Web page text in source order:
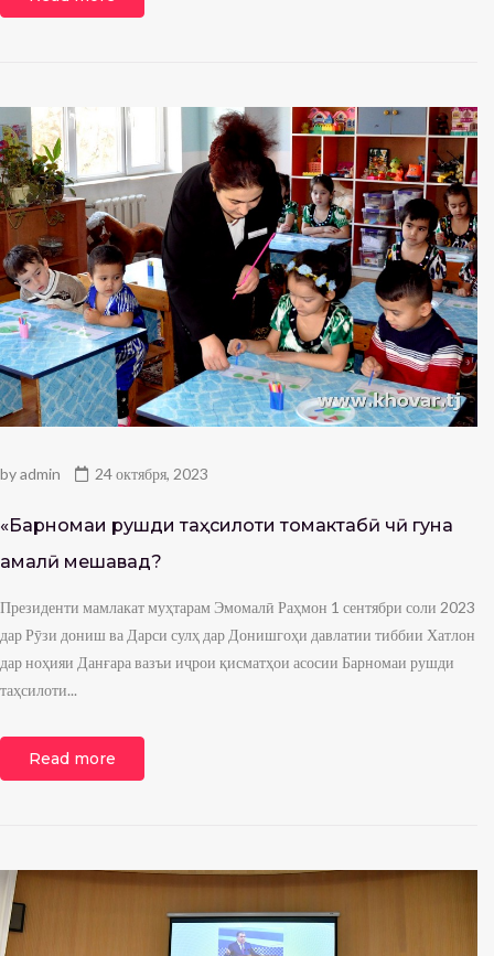
byadmin 24 октября, 2023
«Барномаи рушди таҳсилоти томактабӣ чӣ гуна
амалӣ мешавад?
Президенти мамлакат муҳтарам Эмомалӣ Раҳмон 1 сентябри соли 2023
дар Рӯзи дониш ва Дарси сулҳ дар Донишгоҳи давлатии тиббии Хатлон
дар ноҳияи Данғара вазъи иҷрои қисматҳои асосии Барномаи рушди
таҳсилоти...
Read more